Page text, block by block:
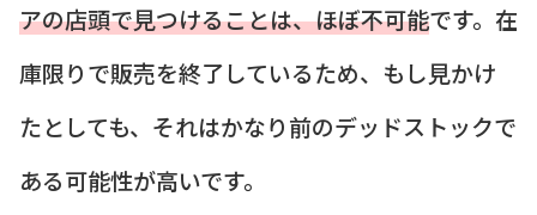
アの店頭で見つけることは、ほぼ不可能です。在
庫限りで販売を終了しているため、もし見かけ
たとしても、それはかなり前のデッドストックで
ある可能性が高いです。